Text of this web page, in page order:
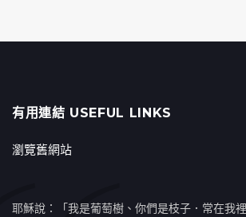
有用連結 USEFUL LINKS
瀏覽舊網站
耶穌說：「我是葡萄樹、你們是枝子．常在我